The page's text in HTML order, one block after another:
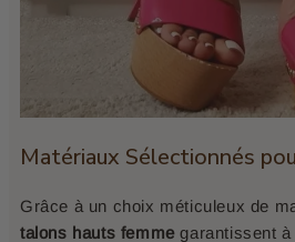
Matériaux Sélectionnés
Grâce à un choix méticuleux de
talons hauts femmegarantissent à